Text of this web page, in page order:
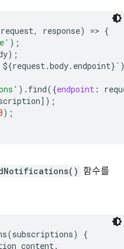
request, response) => {
);
);
${request.body. endpoint}`
). find({endpoint :
] );
);
함수를
(subscriptions)
{
content.